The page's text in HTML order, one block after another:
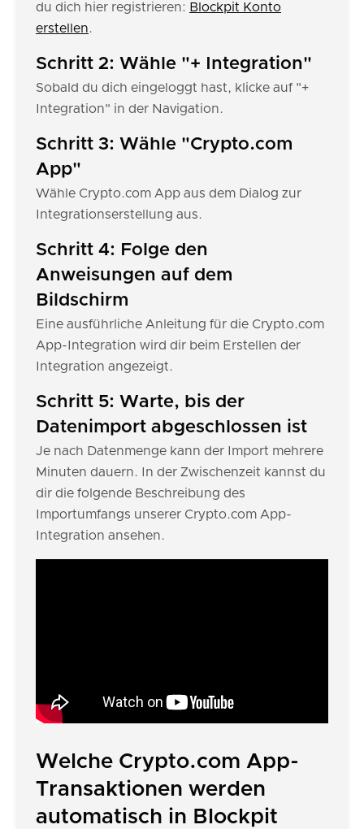
du dich hier registrieren: Blockpit Konto
erstellen.
Schritt 2: Wähle "+ Integration"
Sobald du dich eingeloggt hast, klicke auf "+
Integration" in der Navigation.
Schritt 3: Wähle "Crypto.com
App"
Wähle Crypto.com App aus dem Dialog zur
Integrationserstellung aus.
Schritt 4: Folge den
Anweisungen auf dem
Bildschirm
Eine ausführliche Anleitung für die Crypto.com
App-Integration wird dir beim Erstellen der
Integration angezeigt.
Schritt 5: Warte, bis der
Datenimport abgeschlossen ist
Je nach Datenmenge kann der Import mehrere
Minuten dauern. In der Zwischenzeit kannst du
dir die folgende Beschreibung des
Importumfangs unserer Crypto.com App-
Integration ansehen.
Welche Crypto.com App-
Transaktionen werden
automatisch in Blockpit